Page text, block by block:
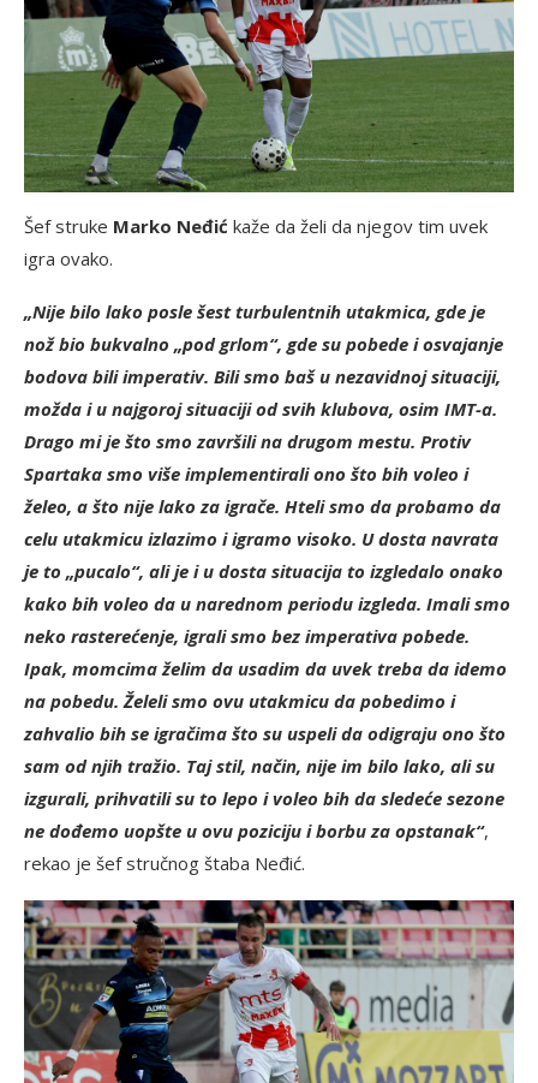
Šef struke Marko Neđić kaže da želi da njegov tim uvek
igra ovako.
„Nije bilo lako posle šest turbulentnih utakmica, gde je
nož bio bukvalno „pod grlom“, gde su pobede i osvajanje
bodova bili imperativ. Bili smo baš u nezavidnoj situaciji,
možda i u najgoroj situaciji od svih klubova, osim IMT-a.
Drago mi je što smo završili na drugom mestu. Protiv
Spartaka smo više implementirali ono što bih voleo i
želeo, a što nije lako za igrače. Hteli smo da probamo da
celu utakmicu izlazimo i igramo visoko. U dosta navrata
je to „pucalo“, ali je i u dosta situacija to izgledalo onako
kako bih voleo da u narednom periodu izgleda. Imali smo
neko rasterećenje, igrali smo bez imperativa pobede.
Ipak, momcima želim da usadim da uvek treba da idemo
na pobedu. Želeli smo ovu utakmicu da pobedimo i
zahvalio bih se igračima što su uspeli da odigraju ono što
sam od njih tražio. Taj stil, način, nije im bilo lako, ali su
izgurali, prihvatili su to lepo i voleo bih da sledeće sezone
ne dođemo uopšte u ovu poziciju i borbu za opstanak“,
rekao je šef stručnog štaba Neđić.